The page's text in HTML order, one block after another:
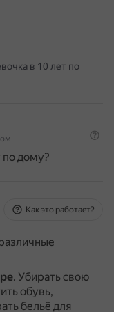
в 10 лет по
по дому?
Как это работает?
. Убирать свою
обувь,
бельё для